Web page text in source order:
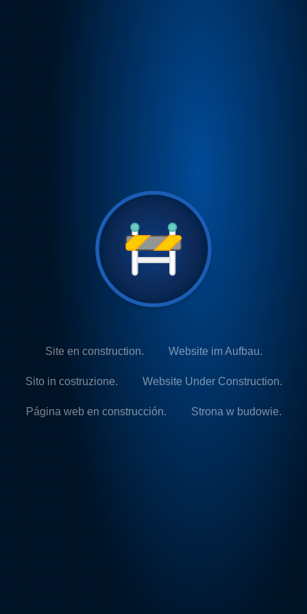
Site en construction. Website im Aufbau.
Sito in costruzione. Website Under Construction.
Página web en construcción. Strona w budowie.